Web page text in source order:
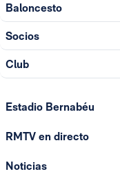
Baloncesto
Socios
Club
Estadio Bernabéu
RMTV en directo
Noticias